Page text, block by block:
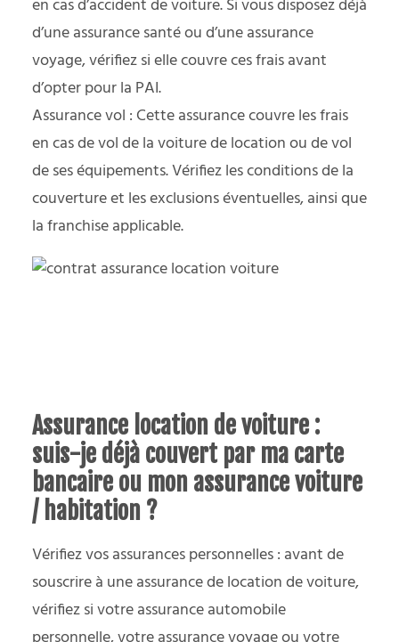
en cas d’accident de voiture. Si vous disposez déjà
d’une assurance santé ou d’une assurance
voyage, vérifiez si elle couvre ces frais avant
d’opter pour la PAI.
Assurance vol : Cette assurance couvre les frais
en cas de vol de la voiture de location ou de vol
de ses équipements. Vérifiez les conditions de la
couverture et les exclusions éventuelles, ainsi que
la franchise applicable.
Assurance location de voiture :
suis-je déjà couvert par ma carte
bancaire ou mon assurance voiture
/ habitation ?
Vérifiez vos assurances personnelles : avant de
souscrire à une assurance de location de voiture,
vérifiez si votre assurance automobile